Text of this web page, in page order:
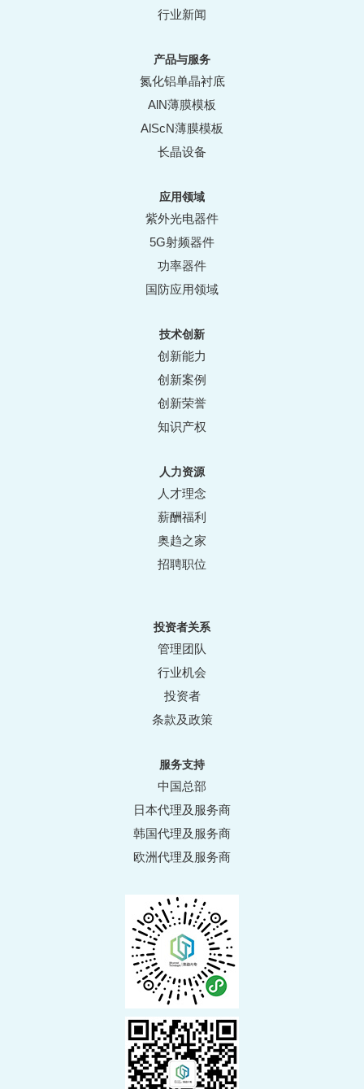
行业新闻
产品与服务
氮化铝单晶衬底
AlN薄膜模板
AlScN薄膜模板
长晶设备
应用领域
紫外光电器件
5G射频器件
功率器件
国防应用领域
技术创新
创新能力
创新案例
创新荣誉
知识产权
人力资源
人才理念
薪酬福利
奥趋之家
招聘职位
投资者关系
管理团队
行业机会
投资者
条款及政策
服务支持
中国总部
日本代理及服务商
韩国代理及服务商
欧洲代理及服务商